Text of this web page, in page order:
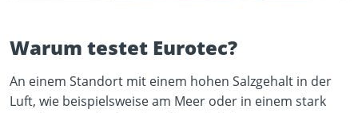
Warum testet Eurotec?
An einem Standort mit einem hohen Salzgehalt in der
Luft, wie beispielsweise am Meer oder in einem stark